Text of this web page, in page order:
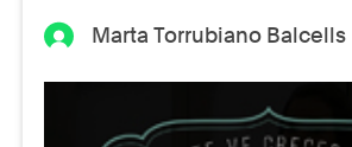
Marta Torrubiano Balcells